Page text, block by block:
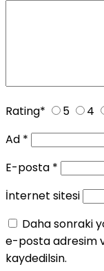
Rating* 5 4
Ad *
E-posta *
İnternet sitesi
Daha sonraki
e-posta adresim
kaydedilsin.